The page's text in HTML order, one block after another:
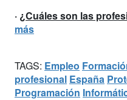
· ¿Cuáles son las
más
TAGS: Empleo
profesional España
Programación